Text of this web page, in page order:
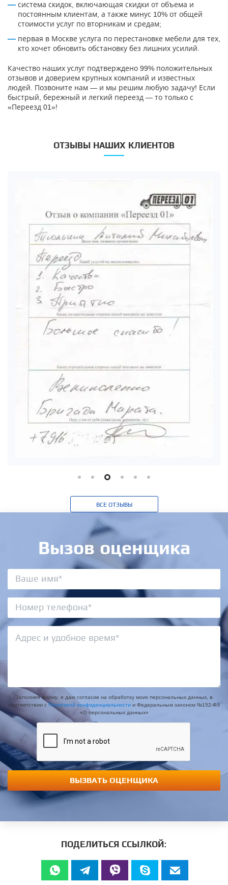
система скидок, включающая скидки от объема и
постоянным клиентам, а также минус 10% от общей
стоимости услуг по вторникам и средам;
первая в Москве услуга по перестановке мебели для тех,
кто хочет обновить обстановку без лишних усилий.
Качество наших услуг подтверждено 99% положительных
отзывов и доверием крупных компаний и известных
людей. Позвоните нам — и мы решим любую задачу! Если
быстрый, бережный и легкий переезд — то только с
«Переезд 01»!
ОТЗЫВЫ НАШИХ КЛИЕНТОВ
ВСЕ ОТЗЫВЫ
Вызов оценщика
Заполняя форму, я даю согласие на обработку моих персональных данных, в
соответствии сПолитикой конфиденциальностии Федеральным законом №152-ФЗ
«О персональных данных»
ВЫЗВАТЬ ОЦЕНЩИКА
ПОДЕЛИТЬСЯ ССЫЛКОЙ: